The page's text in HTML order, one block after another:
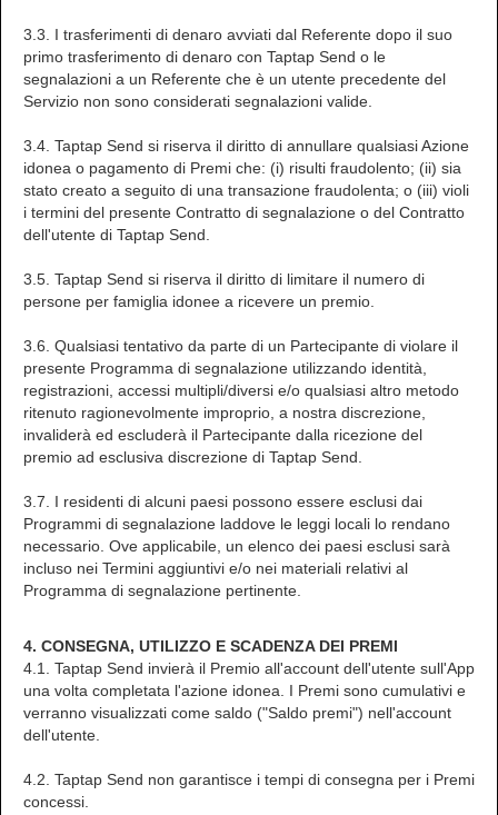
3.3. I trasferimenti di denaro avviati dal Referente dopo il suo
primo trasferimento di denaro con Taptap Send o le
segnalazioni a un Referente che è un utente precedente del
Servizio non sono considerati segnalazioni valide.
3.4. Taptap Send si riserva il diritto di annullare qualsiasi Azione
idonea o pagamento di Premi che: (i) risulti fraudolento; (ii) sia
stato creato a seguito di una transazione fraudolenta; o (iii) violi
i termini del presente Contratto di segnalazione o del Contratto
dell'utente di Taptap Send.
3.5. Taptap Send si riserva il diritto di limitare il numero di
persone per famiglia idonee a ricevere un premio.
3.6. Qualsiasi tentativo da parte di un Partecipante di violare il
presente Programma di segnalazione utilizzando identità,
registrazioni, accessi multipli/diversi e/o qualsiasi altro metodo
ritenuto ragionevolmente improprio, a nostra discrezione,
invaliderà ed escluderà il Partecipante dalla ricezione del
premio ad esclusiva discrezione di Taptap Send.
3.7. I residenti di alcuni paesi possono essere esclusi dai
Programmi di segnalazione laddove le leggi locali lo rendano
necessario. Ove applicabile, un elenco dei paesi esclusi sarà
incluso nei Termini aggiuntivi e/o nei materiali relativi al
Programma di segnalazione pertinente.
4. CONSEGNA, UTILIZZO E SCADENZA DEI PREMI
4.1. Taptap Send invierà il Premio all'account dell'utente sull'App
una volta completata l'azione idonea. I Premi sono cumulativi e
verranno visualizzati come saldo ("Saldo premi") nell'account
dell'utente.
4.2. Taptap Send non garantisce i tempi di consegna per i Premi
concessi.